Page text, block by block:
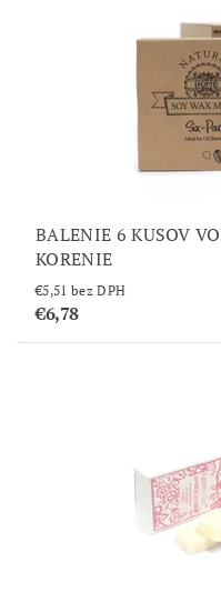
BALENIE 6 KUSOV
KORENIE
€5,51 bez DPH
€6,78